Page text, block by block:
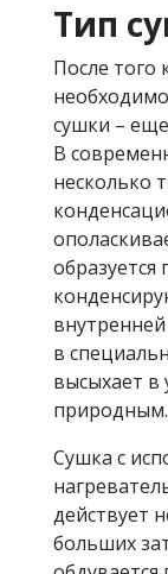
Тип
После того
сушки –
В
несколько
в
высыхает в
природным.
Сушка с
действует
больших